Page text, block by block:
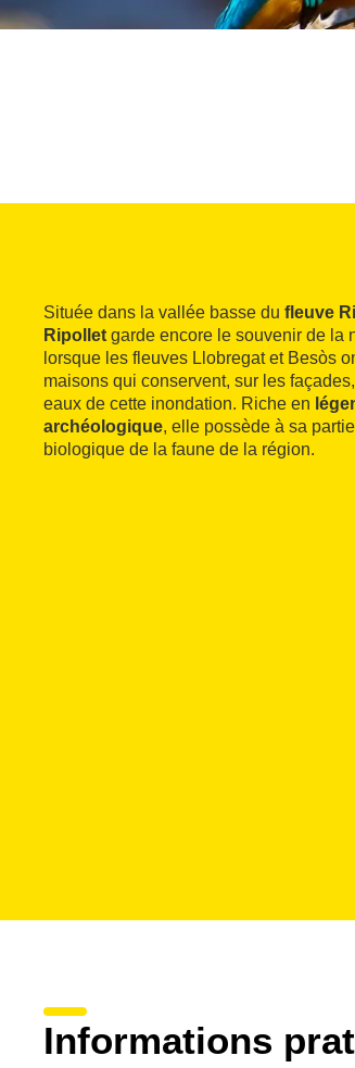
Située dans la vallée basse du fleuve
Ripollet garde encore le souvenir de la
lorsque les fleuves Llobregat et Besòs
maisons qui conservent, sur les
eaux de cette inondation. Riche en
archéologique, elle possède à sa
biologique de la faune de la région.
Informations